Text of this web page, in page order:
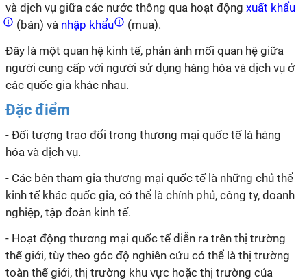
và dịch vụ giữa các nước thông qua hoạt động xuất khẩu
(bán) và nhập khẩu
(mua).
Đây là một quan hệ kinh tế, phản ánh mối quan hệ giữa
người cung cấp với người sử dụng hàng hóa và dịch vụ ở
các quốc gia khác nhau.
Đặc điểm
- Đối tượng trao đổi trong thương mại quốc tế là hàng
hóa và dịch vụ.
- Các bên tham gia thương mại quốc tế là những chủ thể
kinh tế khác quốc gia, có thể là chính phủ, công ty, doanh
nghiệp, tập đoàn kinh tế.
- Hoạt động thương mại quốc tế diễn ra trên thị trường
thế giới, tùy theo góc độ nghiên cứu có thể là thị trường
toàn thế giới, thị trường khu vực hoặc thị trường của